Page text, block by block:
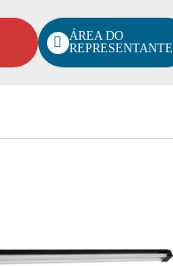
ÁREA DO
REPRESENTANTE